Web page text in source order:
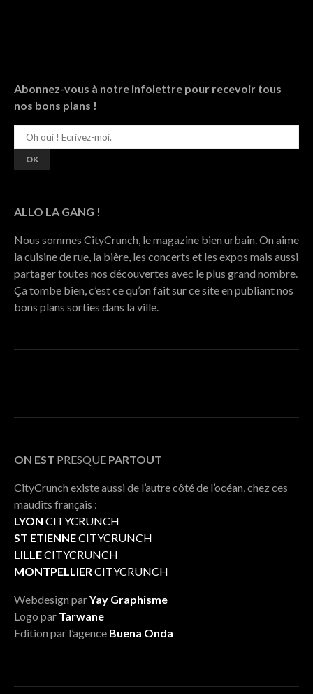
Abonnez-vous à notre infolettre pour recevoir tous
nos bons plans !
ALLO LA GANG !
Nous sommes CityCrunch, le magazine bien urbain. On aime
la cuisine de rue, la bière, les concerts et les expos mais aussi
partager toutes nos découvertes avec le plus grand nombre.
Ça tombe bien, c’est ce qu’on fait sur ce site en publiant nos
bons plans sorties dans la ville.
ON EST PRESQUE PARTOUT
CityCrunch existe aussi de l’autre côté de l’océan, chez ces
maudits français :
LYON CITYCRUNCH
ST ETIENNECITYCRUNCH
LILLECITYCRUNCH
MONTPELLIERCITYCRUNCH
Webdesign parYay Graphisme
Logo par Tarwane
Edition par l’agence Buena Onda